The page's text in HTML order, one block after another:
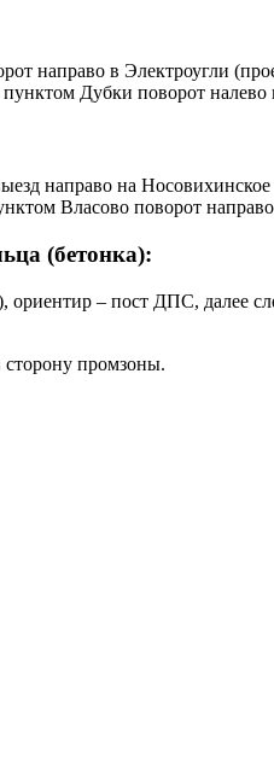
направо в Электроугли
Дубки поворот
направо на
Власово поворот
(бетонка):
– пост ДПС, далее
промзоны.